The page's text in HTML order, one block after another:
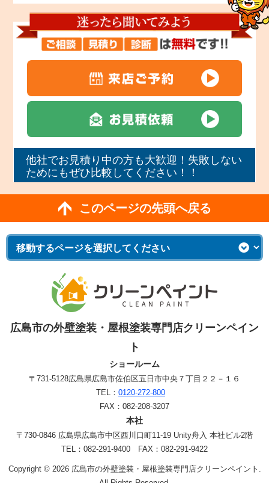
他社でお見積り中の方も大歓迎！失敗しない
ためにもぜひ比較してください！！
このページの先頭へ戻る
広島市の外壁塗装・屋根塗装専門店クリーンペイン
ト
ショールーム
〒731-5128広島県広島市佐伯区五日市中央７丁目２２－１６
TEL： 0120-272-800
FAX：082-208-3207
本社
〒730-0846 広島県広島市中区西川口町11-19 Unity舟入 本社ビル2階
TEL：082-291-9400 FAX：082-291-9422
Copyright © 2026 広島市の外壁塗装・屋根塗装専門店クリーンペイント.